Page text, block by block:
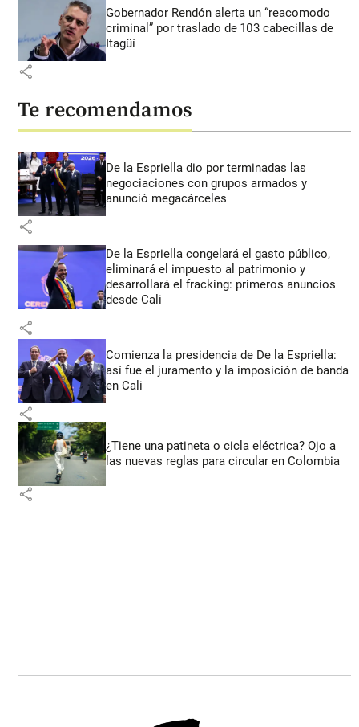
Gobernador Rendón alerta un “reacomodo
criminal” por traslado de 103 cabecillas de
Itagüí
share
Te recomendamos
De la Espriella dio por terminadas las
negociaciones con grupos armados y
anunció megacárceles
share
De la Espriella congelará el gasto público,
eliminará el impuesto al patrimonio y
desarrollará el fracking: primeros anuncios
desde Cali
share
Comienza la presidencia de De la Espriella:
así fue el juramento y la imposición de banda
en Cali
share
¿Tiene una patineta o cicla eléctrica? Ojo a
las nuevas reglas para circular en Colombia
share